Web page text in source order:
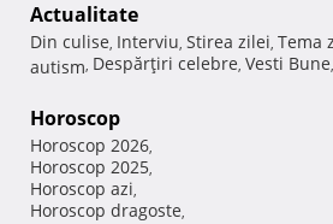
Actualitate
Din culise, Interviu, Stirea zilei, Tema
autism, Despărţiri celebre, Vesti Bune,
Horoscop
Horoscop 2026,
Horoscop 2025,
Horoscop azi,
Horoscop dragoste,